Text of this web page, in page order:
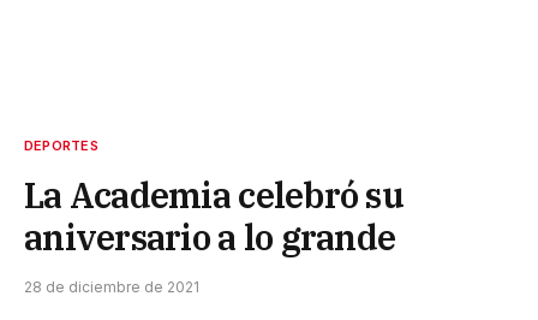
DEPORTES
La Academia celebró su
aniversario a lo grande
28 de diciembre de 2021